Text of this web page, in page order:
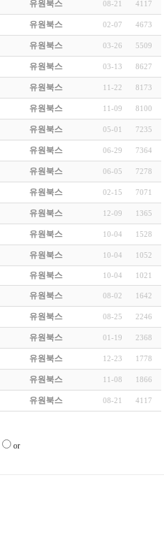
유원북스 08-21 4117
유원북스 02-07 4673
유원북스 03-26 5509
유원북스 03-13 8627
유원북스 11-22 8173
유원북스 11-09 8100
유원북스 05-01 7235
유원북스 06-29 7364
유원북스 06-05 7278
유원북스 02-15 7071
유원북스 12-09 1365
유원북스 10-04 1528
유원북스 10-04 1052
유원북스 10-04 1021
유원북스 08-02 1642
유원북스 08-25 2246
유원북스 01-19 2368
유원북스 12-23 1778
유원북스 11-08 1866
유원북스 08-21 4117
or